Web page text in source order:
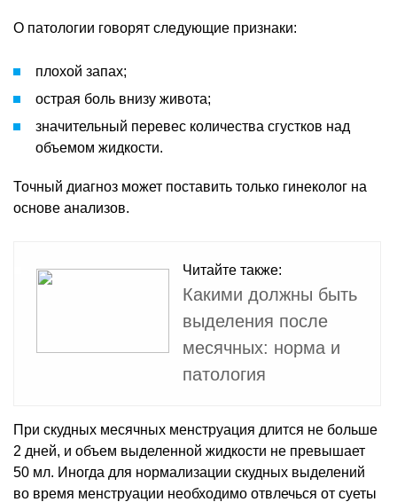
О патологии говорят следующие признаки:
плохой запах;
острая боль внизу живота;
значительный перевес количества сгустков над
объемом жидкости.
Точный диагноз может поставить только гинеколог на
основе анализов.
Читайте также:
Какими должны быть
выделения после
месячных: норма и
патология
При скудных месячных менструация длится не больше
2 дней, и объем выделенной жидкости не превышает
50 мл. Иногда для нормализации скудных выделений
во время менструации необходимо отвлечься от суеты